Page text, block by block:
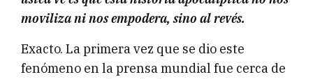
moviliza ni nos empodera, sino al revés.
Exacto. La primera vez que se dio este
fenómeno en la prensa mundial fue cerca de